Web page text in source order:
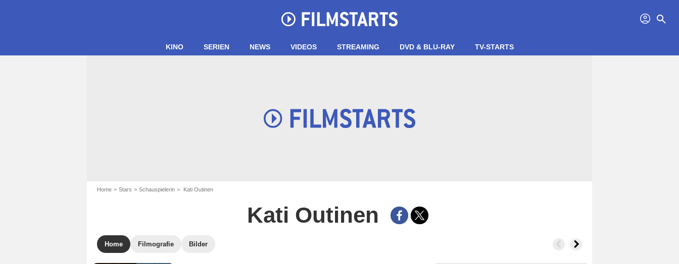
profil search
KINO SERIEN NEWS VIDEOS STREAMING DVD & BLU-RAY TV-STARTS
Home Stars Schauspielerin Kati Outinen
Kati Outinen
Home Filmografie Bilder